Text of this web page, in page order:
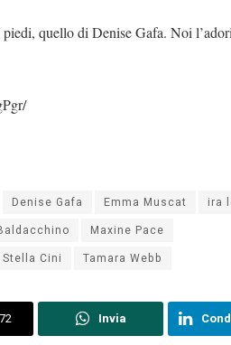
quello di Denise Gafa. Noi
Denise Gafa Emma Muscat
ira
Maxine Pace
Stella Cini Tamara Webb
Invia